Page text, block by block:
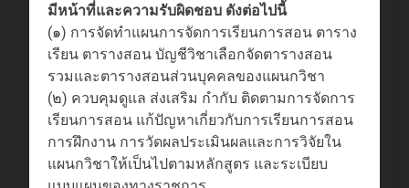
มีหน้าที่และความรับผิดชอบ ดังต่อไปนี้
(๑) การจัดทำแผนการจัดการเรียนการสอน ตาราง
เรียน ตารางสอน บัญชีวิชาเลือกจัดตารางสอน
รวมและตารางสอนส่วนบุคคลของแผนกวิชา
(๒) ควบคุมดูแล ส่งเสริม กำกับ ติดตามการจัดการ
เรียนการสอน แก้ปัญหาเกี่ยวกับการเรียนการสอน
การฝึกงาน การวัดผลประเมินผลและการวิจัยใน
แผนกวิชาให้เป็นไปตามหลักสูตร และระเบียบ